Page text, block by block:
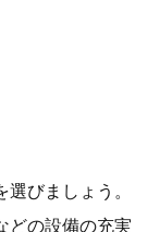
びましょう。
どの設備の充実